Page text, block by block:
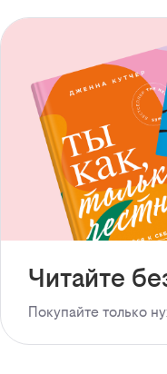
Читайте
Покупайте только